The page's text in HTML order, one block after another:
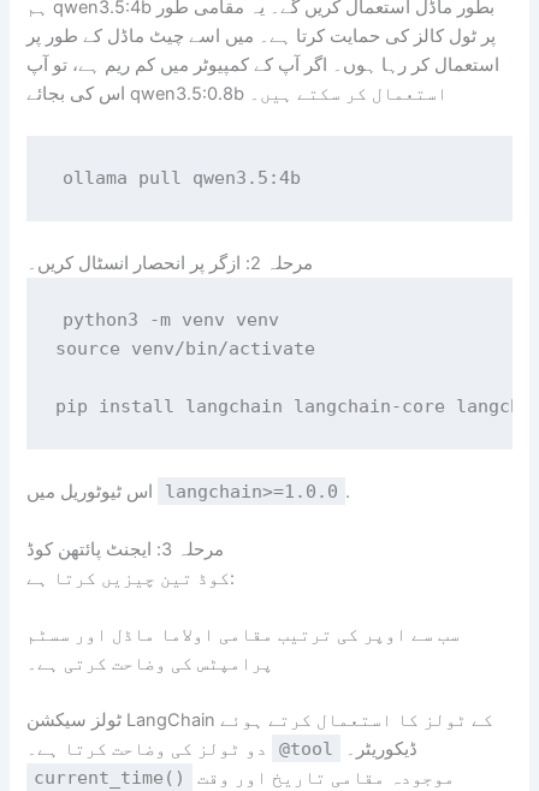
ہم qwen3.5:4b بطور ماڈل استعمال کریں گے۔ یہ مقامی طور
پر ٹول کالز کی حمایت کرتا ہے۔ میں اسے چیٹ ماڈل کے طور پر
استعمال کر رہا ہوں۔ اگر آپ کے کمپیوٹر میں کم ریم ہے، تو آپ
اس کی بجائے qwen3.5:0.8b استعمال کر سکتے ہیں۔
مرحلہ 2: ازگر پر انحصار انسٹال کریں۔
python3 -m venv venv
source venv/bin/activate
langchain>=1.0.0 .
مرحلہ 3: ایجنٹ پائتھن کوڈ
کوڈ تین چیزیں کرتا ہے:
سب سے اوپر کی ترتیب مقامی اولاما ماڈل اور سسٹم
پرامپٹس کی وضاحت کرتی ہے۔
ٹولز سیکشن LangChain کے ٹولز کا استعمال کرتے ہوئے
@tool ڈیکوریٹر۔
current_time()
موجودہ مقامی تاریخ اور وقت